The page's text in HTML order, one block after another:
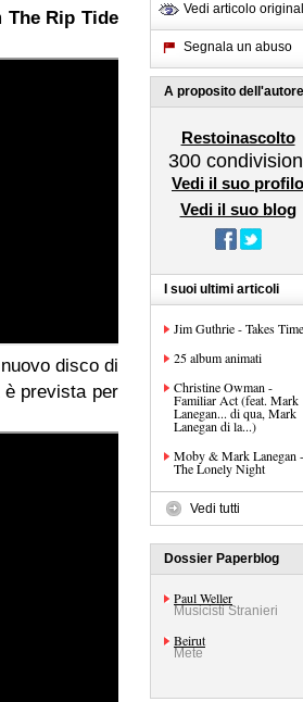
The Rip Tide
disco di
prevista per
Vedi articolo
Segnala un abuso
A proposito dell'autore
Restoinascolto
300
Vedi il suo profilo
Vedi il suo blog
I suoi ultimi articoli
Jim Guthrie - Takes Time
25 album animati
Christine Owman -
Familiar Act (feat. Mark
Lanegan... di qua, Mark
Lanegan di la...)
Moby & Mark Lanegan -
The Lonely Night
Vedi tutti
Dossier Paperblog
Paul Weller
Musicisti Stranieri
Beirut
Mete